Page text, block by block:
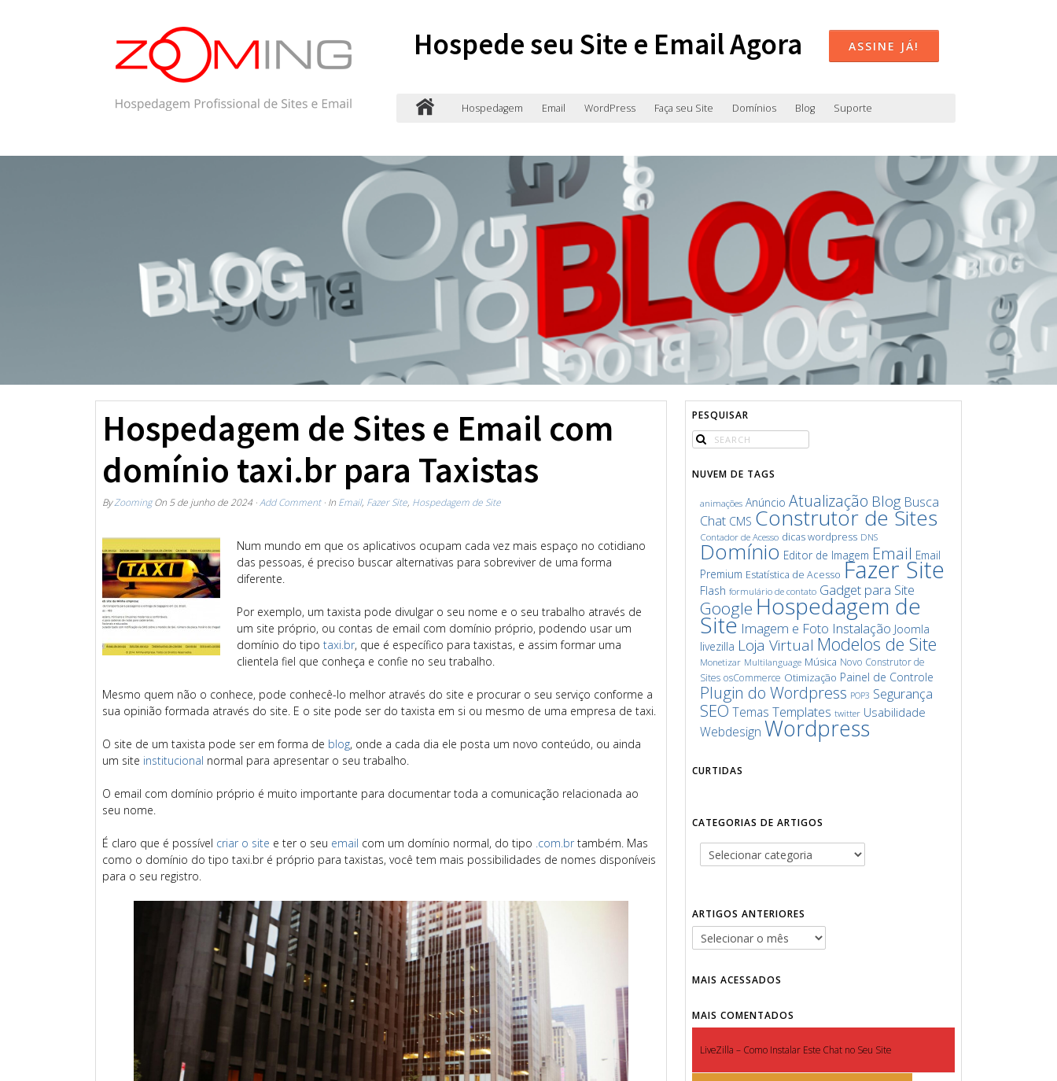
Hospede seu Site e Email Agora ASSINE JÁ!
Hospedagem Email WordPress Faça seu Site Domínios Blog Suporte
Hospedagem de Sites e Email com
domínio taxi.br para Taxistas
ByZoomingOn 5 de junho de 2024 · Add Comment· In Email, Fazer Site, Hospedagem de Site
Num mundo em que os aplicativos ocupam cada vez mais espaço no cotidiano
das pessoas, é preciso buscar alternativas para sobreviver de uma forma
diferente.
Por exemplo, um taxista pode divulgar o seu nome e o seu trabalho através de
um site próprio, ou contas de email com domínio próprio, podendo usar um
domínio do tipo taxi.br, que é específico para taxistas, e assim formar uma
clientela fiel que conheça e confie no seu trabalho.
Mesmo quem não o conhece, pode conhecê-lo melhor através do site e procurar o seu serviço conforme a
sua opinião formada através do site. E o site pode ser do taxista em si ou mesmo de uma empresa de taxi.
O site de um taxista pode ser em forma de blog, onde a cada dia ele posta um novo conteúdo, ou ainda
um site institucional normal para apresentar o seu trabalho.
O email com domínio próprio é muito importante para documentar toda a comunicação relacionada ao
seu nome.
É claro que é possível criar o site e ter o seu email com um domínio normal, do tipo .com.br também. Mas
como o domínio do tipo taxi.br é próprio para taxistas, você tem mais possibilidades de nomes disponíveis
para o seu registro.
PESQUISAR
NUVEM DE TAGS
animações Anúncio Atualização Blog Busca
Chat CMS Construtor de Sites
Contador de Acesso dicas wordpress DNS
Domínio Editor de Imagem Email Email
Premium Estatística de Acesso Fazer Site
Flash formulário de contato Gadget para Site
Google Hospedagem de
Site Imagem e Foto Instalação Joomla
livezilla Loja Virtual Modelos de Site
Monetizar Multilanguage Música Novo Construtor de
Sites osCommerce Otimização Painel de Controle
Plugin do Wordpress POP3 Segurança
SEO Temas Templates twitter Usabilidade
Webdesign Wordpress
CURTIDAS
CATEGORIAS DE ARTIGOS
ARTIGOS ANTERIORES
MAIS ACESSADOS
MAIS COMENTADOS
LiveZilla – Como Instalar Este Chat no Seu Site